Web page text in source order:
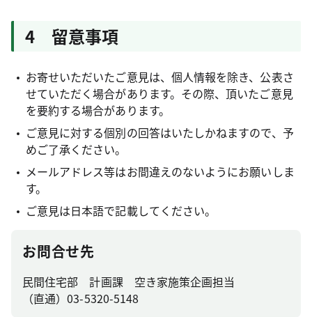
4 留意事項
お寄せいただいたご意見は、個人情報を除き、公表さ
せていただく場合があります。その際、頂いたご意見
を要約する場合があります。
ご意見に対する個別の回答はいたしかねますので、予
めご了承ください。
メールアドレス等はお間違えのないようにお願いしま
す。
ご意見は日本語で記載してください。
お問合せ先
民間住宅部 計画課 空き家施策企画担当
（直通）03-5320-5148